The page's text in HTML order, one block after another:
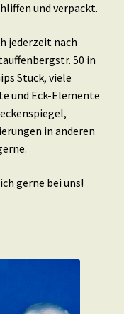
und verpackt.
jederzeit nach
50 in
Stuck, viele
und Eck-Elemente
in anderen
gerne bei uns!